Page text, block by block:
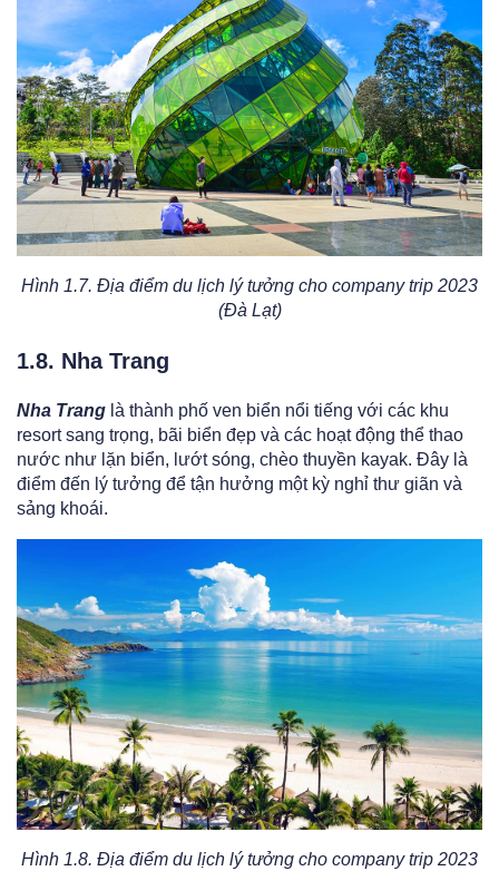
Hình 1.7. Địa điểm du lịch lý tưởng cho company trip 2023
(Đà Lạt)
1.8. Nha Trang
Nha Trang là thành phố ven biển nổi tiếng với các khu
resort sang trọng, bãi biển đẹp và các hoạt động thể thao
nước như lặn biển, lướt sóng, chèo thuyền kayak. Đây là
điểm đến lý tưởng để tận hưởng một kỳ nghỉ thư giãn và
sảng khoái.
Hình 1.8. Địa điểm du lịch lý tưởng cho company trip 2023